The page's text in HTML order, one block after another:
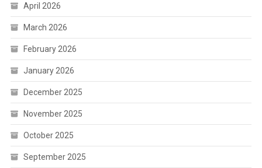
April 2026
March 2026
February 2026
January 2026
December 2025
November 2025
October 2025
September 2025